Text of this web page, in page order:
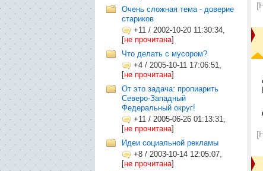
Очень сложная тема - доверие
стариков
+11 / 2002-10-20 11:30:34,
[не прочитана]
Что делать с мусором?
+4 / 2005-10-11 17:06:51,
[не прочитана]
От это задача: пропиарить
Северо-Западный
Федеральный округ!
+11 / 2005-06-26 01:13:31,
[не прочитана]
Идеи социальной рекламы
+8 / 2003-10-14 12:05:07,
[не прочитана]